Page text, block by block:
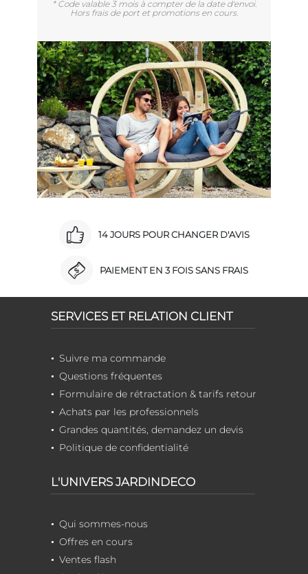
* Code valable 3 mois à compter de la date d'envoi.
Hors frais de port et promotions en cours.
14 JOURS POUR CHANGER D'AVIS
PAIEMENT EN 3 FOIS SANS FRAIS
SERVICES ET RELATION CLIENT
Suivre ma commande
Questions fréquentes
Formulaire de rétractation & tarifs retour
Achats par les professionnels
Grandes quantités, demandez un devis
Politique de confidentialité
L'UNIVERS JARDINDECO
Qui sommes-nous
Offres en cours
Ventes flash